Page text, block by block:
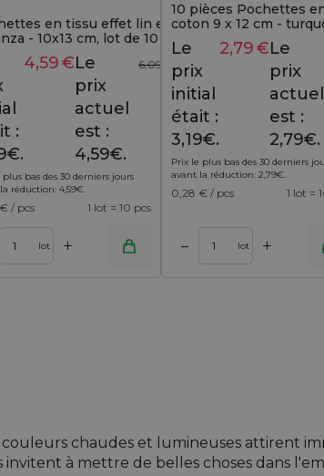
en tissu effet lin et
- 10x13 cm, lot de 10 -
élégante pour vos
cadeaux
6,09
:
4,59€Le
prix
actuel
est :
4,59€.
plus bas des 30 derniers jours
réduction: 4,59€
€ / pcs 1 lot = 10 pcs
lot +
10 pièces Pochettes
coton 9 x 12 cm -
Le
prix
initial
était :
3,19€.
2,79€Le
prix
actuel
est :
2,79€.
Prix le plus bas des 30 derniers
avant la réduction: 2,79€
0,28 € / pcs 1 lot =
– lot +
chaudes et lumineuses attirent
à mettre de belles choses dans